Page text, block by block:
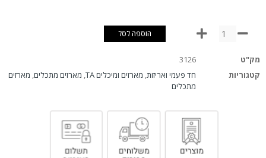
הוספה לסל
מק"ט
3126
קטגוריות
חד פעמי ואריזות מארזים ומיכלים TA מארזים מתכלים מארזים
מתכלים